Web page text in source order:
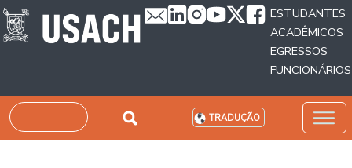
Passar para o conteúdo principal
ESTUDANTES
ACADÊMICOS
EGRESSOS
FUNCIONÁRIOS
Pesquisar TRADUÇÃO